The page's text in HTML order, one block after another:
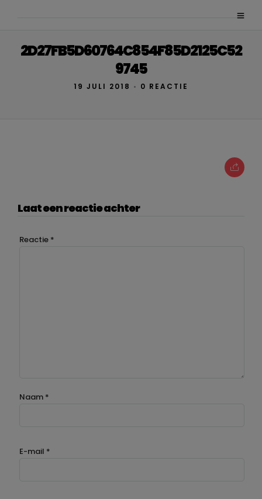
2D27FB5D60764C854F85D2125C52
9745
19 JULI 2018 • 0 REACTIE
Laat een reactie achter
Reactie *
Naam *
E-mail *